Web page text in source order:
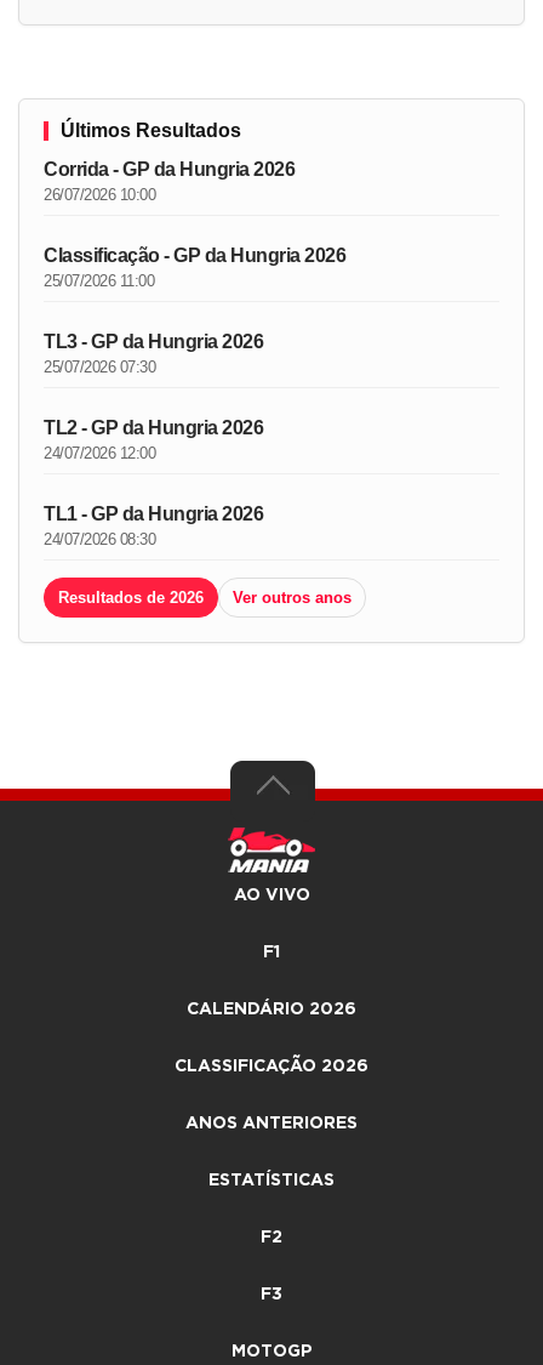
Últimos Resultados
Corrida - GP da Hungria 2026
26/07/2026 10:00
Classificação - GP da Hungria 2026
25/07/2026 11:00
TL3 - GP da Hungria 2026
25/07/2026 07:30
TL2 - GP da Hungria 2026
24/07/2026 12:00
TL1 - GP da Hungria 2026
24/07/2026 08:30
Resultados de 2026 Ver outros anos
AO VIVO
F1
CALENDÁRIO 2026
CLASSIFICAÇÃO 2026
ANOS ANTERIORES
ESTATÍSTICAS
F2
F3
MOTOGP